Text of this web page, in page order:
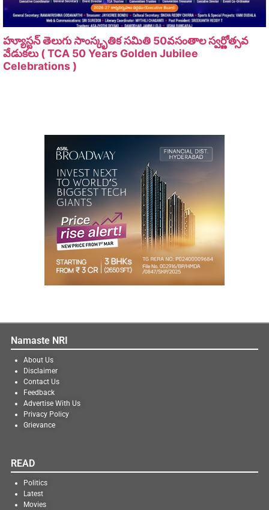
హ్యూస్టన్ తెలుగు సాంస్కృతిక సమితి 50వసంతాల స్వర్ణోత్సవ
వేడుకలు ( TCA 50 Years Golden Jubilee
Celebrations )
Namaste NRI
About Us
Disclaimer
Contact Us
Feedback
Advertise With Us
Privacy Policy
Grievance
READ
Politics
Latest
Movies